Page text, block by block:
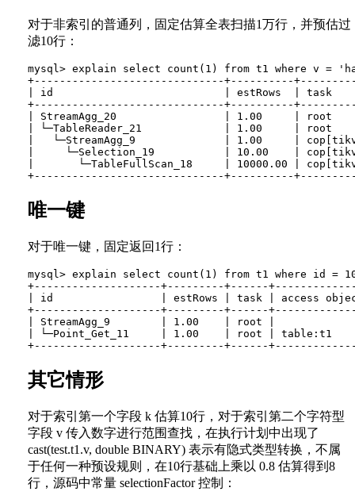
对于非索引的普通列，固定估算全表扫描1万行，并预估过
滤10行：
mysql> explain select count(1) from t1 where v =
+------------------------------+----------
| id                           | estRows  | task
+------------------------------+----------
| StreamAgg_20                 | 1.00     | root
| └─TableReader_21             | 1.00     |
|   └─StreamAgg_9              | 1.00     |
|     └─Selection_19           | 10.00    |
|       └─TableFullScan_18     | 10000.00 |
唯一键
对于唯一键，固定返回1行：
mysql> explain select count(1) from t1 where id =
+--------------------+---------+------
| id                 | estRows | task | access
+--------------------+---------+------
| StreamAgg_9        | 1.00    | root |               |
| └─Point_Get_11     | 1.00    | root |
其它情形
对于索引第一个字段 k 估算10行，对于索引第二个字符型
字段 v 传入数字进行范围查找，在执行计划中出现了
cast(test.t1.v, double BINARY) 表示有隐式类型转换，不属
于任何一种预设规则，在10行基础上乘以 0.8 估算得到8
行，源码中常量 selectionFactor 控制：